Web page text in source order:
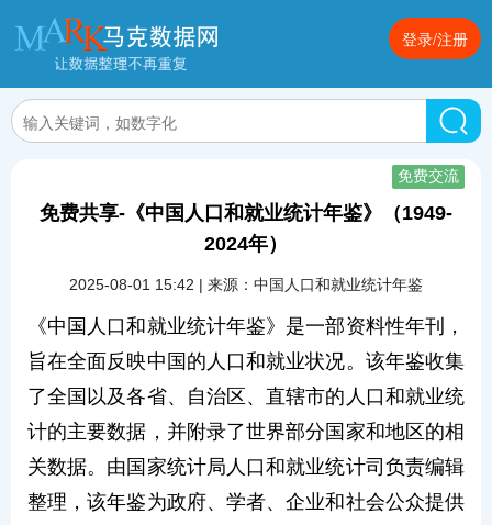
登录/注册
免费共享-《中国人口和就业统计年鉴》（1949-
2024年）
免费交流
2025-08-01 15:42 | 来源：中国人口和就业统计年鉴
《中国人口和就业统计年鉴》是一部资料性年刊，
旨在全面反映中国的人口和就业状况。该年鉴收集
了全国以及各省、自治区、直辖市的人口和就业统
计的主要数据，并附录了世界部分国家和地区的相
关数据。由国家统计局人口和就业统计司负责编辑
整理，该年鉴为政府、学者、企业和社会公众提供